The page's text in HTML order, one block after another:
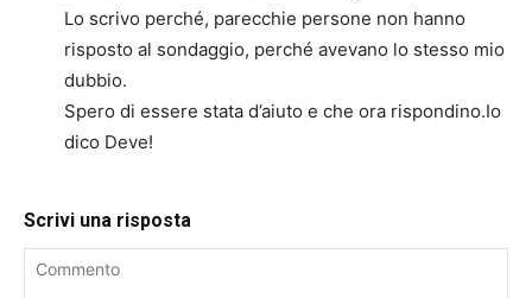
Lo scrivo perché, parecchie persone non hanno
risposto al sondaggio, perché avevano lo stesso mio
dubbio.
Spero di essere stata d’aiuto e che ora rispondino.Io
dico Deve!
Scrivi una risposta